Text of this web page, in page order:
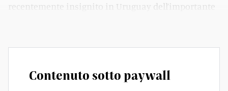
recentemente insignito in Uruguay dell’importante
Contenuto sotto paywall